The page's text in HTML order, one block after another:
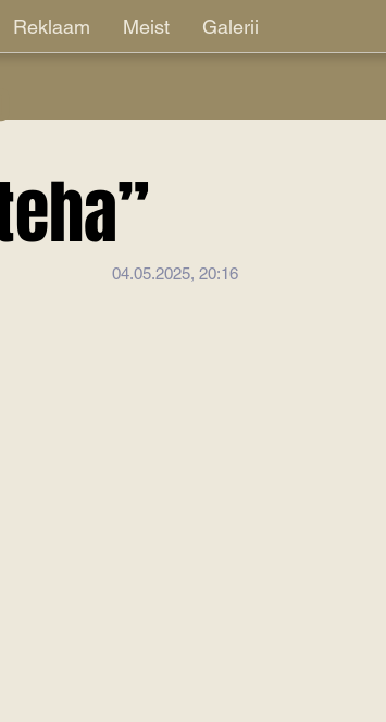
Reklaam Meist Galerii
04.05.2025, 20:16